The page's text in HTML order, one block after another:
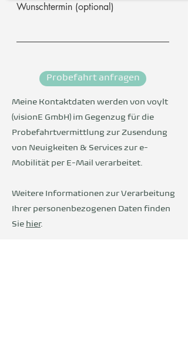
Wunschtermin (optional)
Probefahrt anfragen
Meine Kontaktdaten werden von voylt
(visionE GmbH) im Gegenzug für die
Probefahrtvermittlung zur Zusendung
von Neuigkeiten & Services zur e-
Mobilität per E-Mail verarbeitet.
Weitere Informationen zur Verarbeitung
Ihrer personenbezogenen Daten finden
Sie hier.